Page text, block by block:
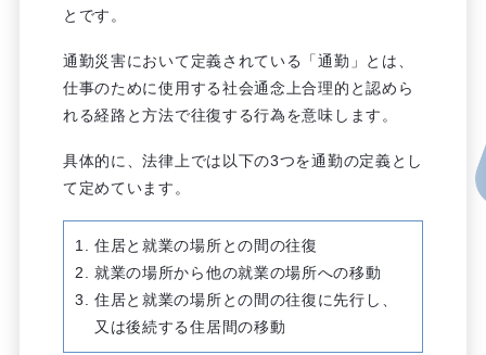
とです。
通勤災害において定義されている「通勤」とは、
仕事のために使用する社会通念上合理的と認めら
れる経路と方法で往復する行為を意味します。
具体的に、法律上では以下の3つを通勤の定義とし
て定めています。
住居と就業の場所との間の往復
就業の場所から他の就業の場所への移動
住居と就業の場所との間の往復に先行し、
又は後続する住居間の移動